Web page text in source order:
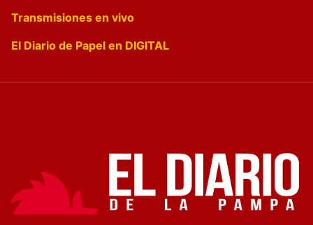
Transmisiones en vivo
El Diario de Papel en DIGITAL